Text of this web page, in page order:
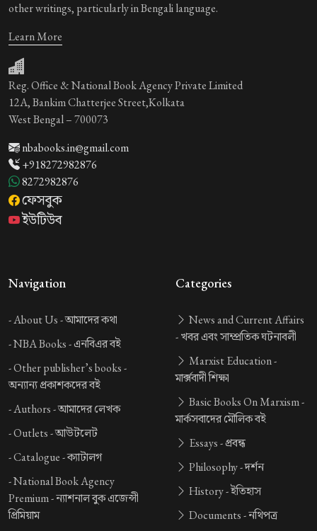
other writings, particularly in Bengali language.
Learn More
Reg. Office & National Book Agency Private Limited
12A, Bankim Chatterjee Street,Kolkata
West Bengal – 700073
nbabooks.in@gmail.com
+918272982876
8272982876
ফেসবুক
ইউটিউব
Navigation
-About Us -আমাদের কথা
-NBA Books -এনবিএর বই
-Other publisher’s books -
অন্যান্য প্রকাশকদের বই
-Authors -আমাদের লেখক
-Outlets -আউটলেট
-Catalogue -ক্যাটালগ
-National Book Agency
Premium -ন্যাশনাল বুক এজেন্সী
প্রিমিয়াম
Categories
News and Current Affairs
-খবর এবং সাম্প্রতিক ঘটনাবলী
Marxist Education -
মার্ক্সবাদী শিক্ষা
Basic Books On Marxism -
মার্কসবাদের মৌলিক বই
Essays -প্রবন্ধ
Philosophy -দর্শন
History -ইতিহাস
Documents -নথিপত্র